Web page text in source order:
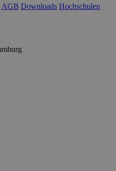
AGB Downloads Hochschulen